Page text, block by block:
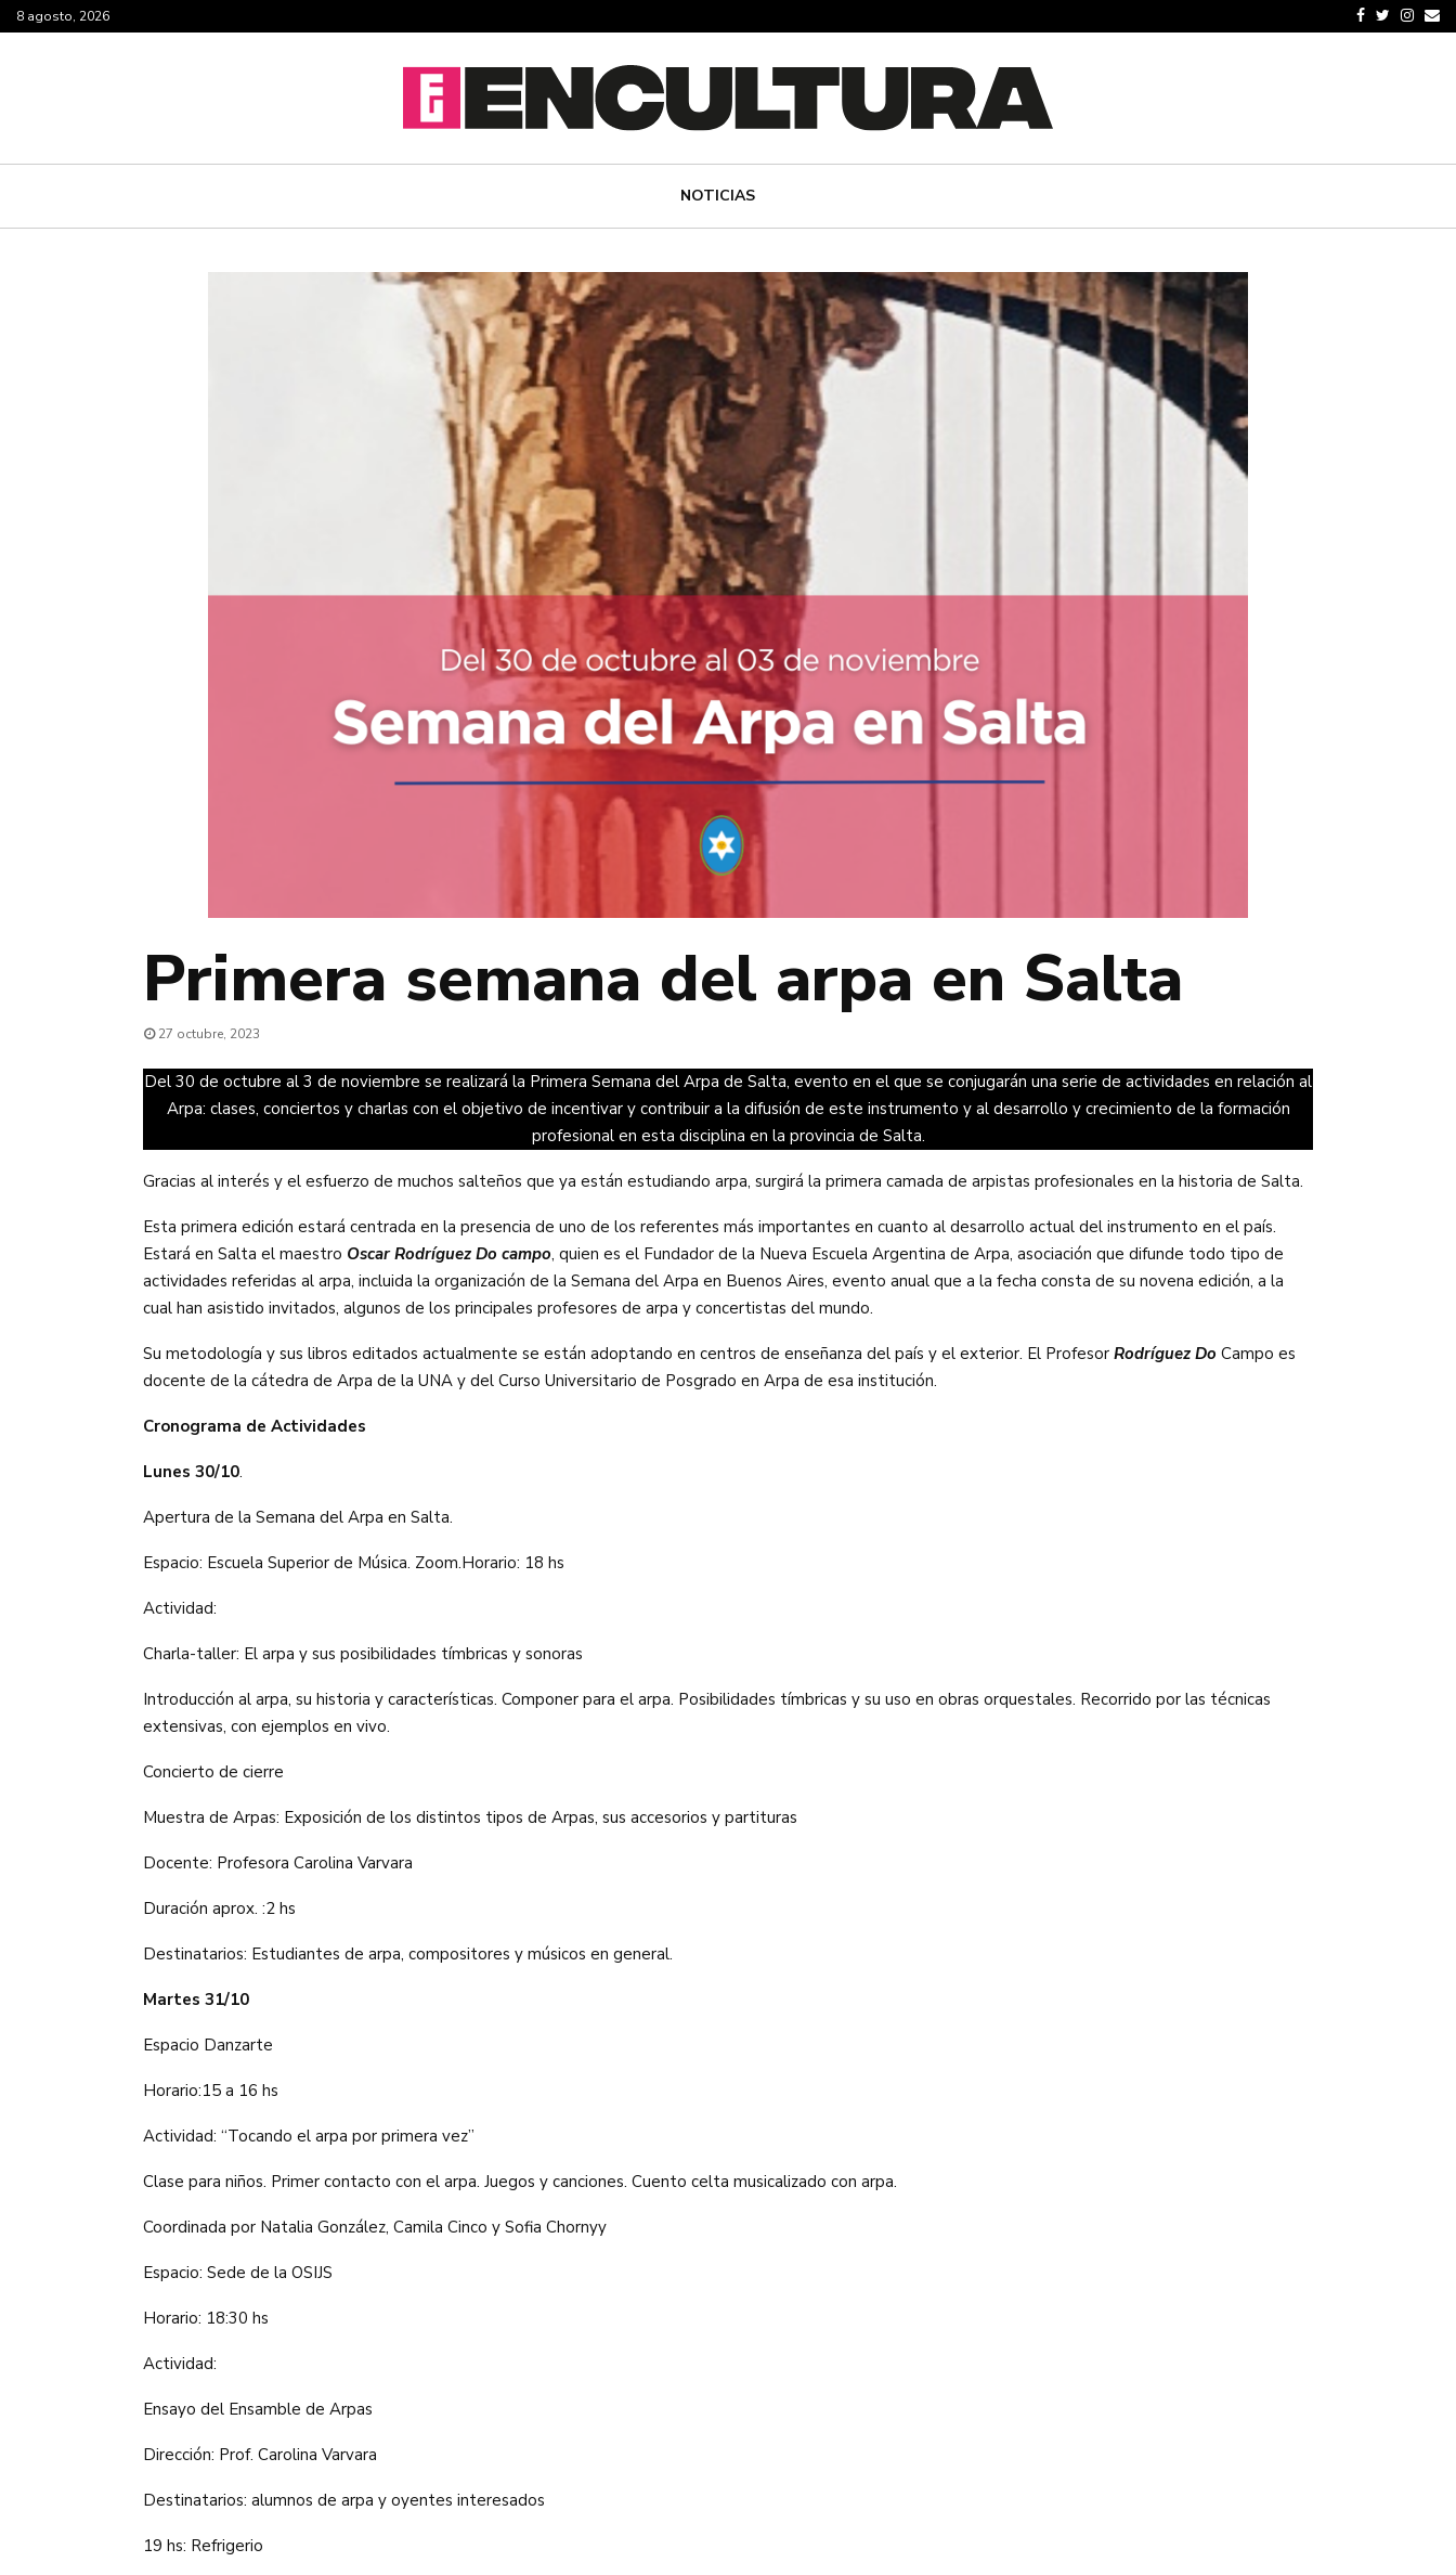
8 agosto, 2026
NOTICIAS
Primera semana del arpa en Salta
27 octubre, 2023
Del 30 de octubre al 3 de noviembre se realizará la Primera Semana del Arpa de Salta, evento en el que se conjugarán una serie de actividades en relación al
Arpa: clases, conciertos y charlas con el objetivo de incentivar y contribuir a la difusión de este instrumento y al desarrollo y crecimiento de la formación
profesional en esta disciplina en la provincia de Salta.
Gracias al interés y el esfuerzo de muchos salteños que ya están estudiando arpa, surgirá la primera camada de arpistas profesionales en la historia de Salta.
Esta primera edición estará centrada en la presencia de uno de los referentes más importantes en cuanto al desarrollo actual del instrumento en el país.
Estará en Salta el maestro Oscar Rodríguez Do campo, quien es el Fundador de la Nueva Escuela Argentina de Arpa, asociación que difunde todo tipo de
actividades referidas al arpa, incluida la organización de la Semana del Arpa en Buenos Aires, evento anual que a la fecha consta de su novena edición, a la
cual han asistido invitados, algunos de los principales profesores de arpa y concertistas del mundo.
Su metodología y sus libros editados actualmente se están adoptando en centros de enseñanza del país y el exterior. El Profesor Rodríguez Do Campo es
docente de la cátedra de Arpa de la UNA y del Curso Universitario de Posgrado en Arpa de esa institución.
Cronograma de Actividades
Lunes 30/10.
Apertura de la Semana del Arpa en Salta.
Espacio: Escuela Superior de Música. Zoom.Horario: 18 hs
Actividad:
Charla-taller: El arpa y sus posibilidades tímbricas y sonoras
Introducción al arpa, su historia y características. Componer para el arpa. Posibilidades tímbricas y su uso en obras orquestales. Recorrido por las técnicas
extensivas, con ejemplos en vivo.
Concierto de cierre
Muestra de Arpas: Exposición de los distintos tipos de Arpas, sus accesorios y partituras
Docente: Profesora Carolina Varvara
Duración aprox. :2 hs
Destinatarios: Estudiantes de arpa, compositores y músicos en general.
Martes 31/10
Espacio Danzarte
Horario:15 a 16 hs
Actividad: “Tocando el arpa por primera vez”
Clase para niños. Primer contacto con el arpa. Juegos y canciones. Cuento celta musicalizado con arpa.
Coordinada por Natalia González, Camila Cinco y Sofia Chornyy
Espacio: Sede de la OSIJS
Horario: 18:30 hs
Actividad:
Ensayo del Ensamble de Arpas
Dirección: Prof. Carolina Varvara
Destinatarios: alumnos de arpa y oyentes interesados
19 hs: Refrigerio